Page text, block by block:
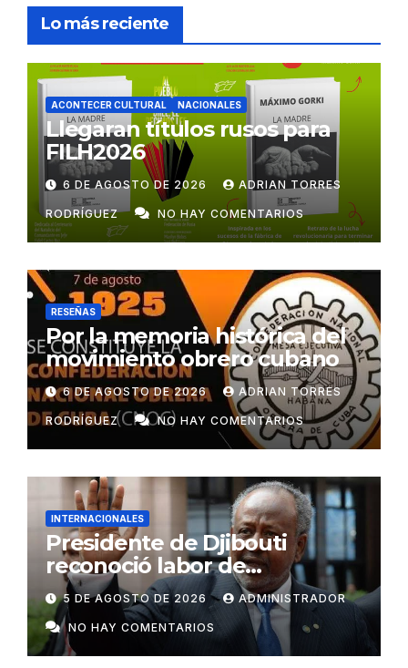
Lo más reciente
ACONTECER CULTURAL NACIONALES
Llegaran títulos rusos para
FILH2026
6 DE AGOSTO DE 2026 ADRIAN TORRES
RODRÍGUEZ NO HAY COMENTARIOS
RESEÑAS
Por la memoria histórica del
movimiento obrero cubano
6 DE AGOSTO DE 2026 ADRIAN TORRES
RODRÍGUEZ NO HAY COMENTARIOS
INTERNACIONALES
Presidente de Djibouti
reconoció labor de
colaboradores de Cuba
5 DE AGOSTO DE 2026 ADMINISTRADOR
NO HAY COMENTARIOS